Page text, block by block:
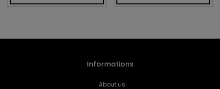
Informations
About us